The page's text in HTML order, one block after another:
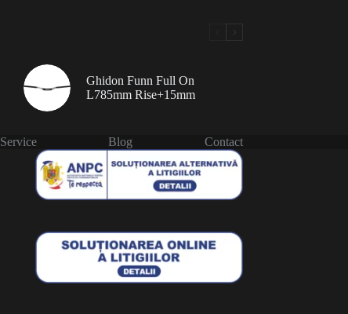
Ghidon Funn Full On
L785mm Rise+15mm
Service Blog
Contact